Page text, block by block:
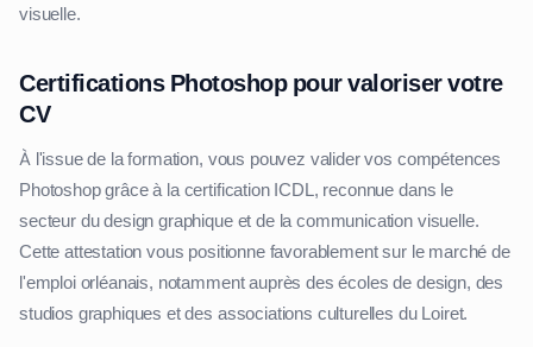
visuelle.
Certifications Photoshop pour valoriser votre
CV
À l'issue de la formation, vous pouvez valider vos compétences
Photoshop grâce à la certification ICDL, reconnue dans le
secteur du design graphique et de la communication visuelle.
Cette attestation vous positionne favorablement sur le marché de
l'emploi orléanais, notamment auprès des écoles de design, des
studios graphiques et des associations culturelles du Loiret.